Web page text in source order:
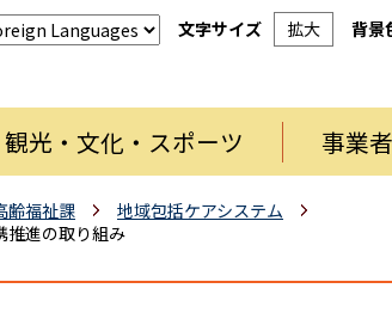
文字サイズ 拡大 背景
観光・文化・スポーツ 事業
齢福祉課
地域包括ケアシステム
推進の取り組み